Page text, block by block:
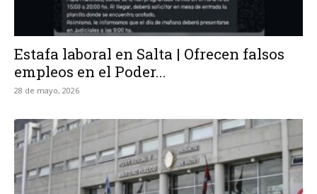
Estafa laboral en Salta | Ofrecen falsos
empleos en el Poder...
28 de mayo, 2026